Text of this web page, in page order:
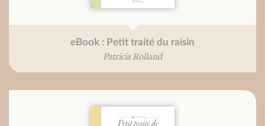
eBook : Petit traité du raisin
Patricia Rolland